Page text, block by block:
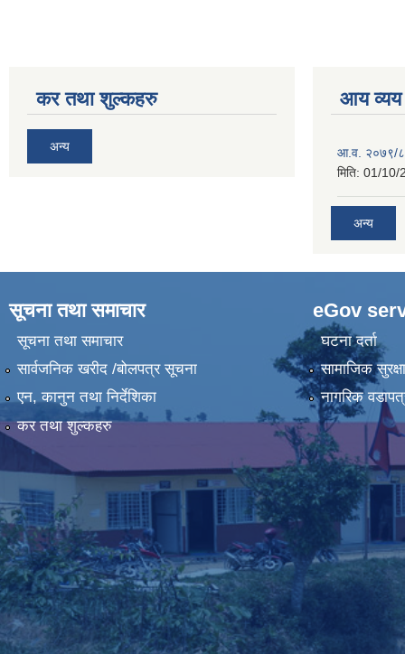
कर तथा शुल्कहरु
अन्य
आय व्यय
आ.व. २०७९/
मिति: 01/10/
अन्य
सूचना तथा समाचार
सूचना तथा समाचार
सार्वजनिक खरीद /बोलपत्र सूचना
एन, कानुन तथा निर्देशिका
कर तथा शुल्कहरु
eGov
घटना दर्ता
सामाजिक सुरक्षा
नागरिक